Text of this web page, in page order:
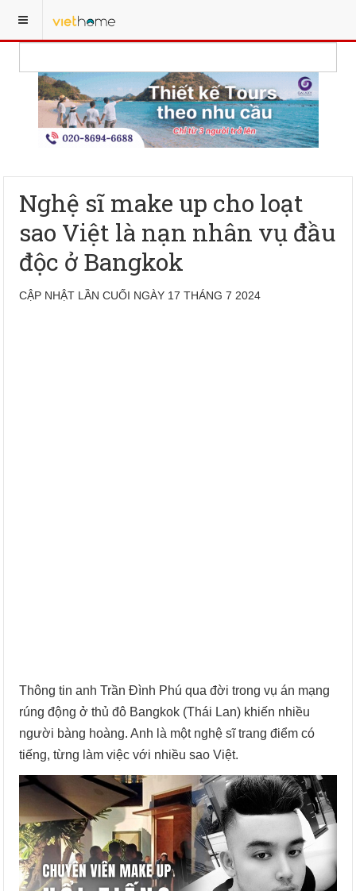
Nghệ sĩ make up cho loạt
sao Việt là nạn nhân vụ đầu
độc ở Bangkok
CẬP NHẬT LẦN CUỐI NGÀY 17 THÁNG 7 2024
Thông tin anh Trần Đình Phú qua đời trong vụ án mạng
rúng động ở thủ đô Bangkok (Thái Lan) khiến nhiều
người bàng hoàng. Anh là một nghệ sĩ trang điểm có
tiếng, từng làm việc với nhiều sao Việt.